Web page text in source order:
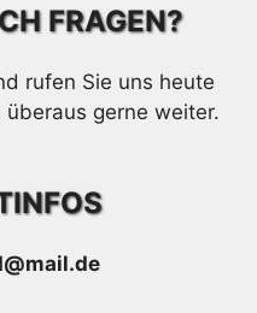
FRAGEN?
rufen Sie uns heute
überaus gerne weiter.